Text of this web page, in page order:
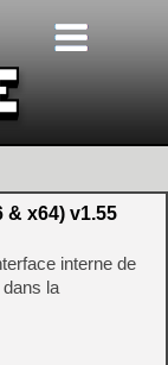
& x64) v1.55
interne de
la